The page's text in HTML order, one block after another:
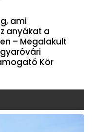
ami
anyákat a
– Megalakult
Kör